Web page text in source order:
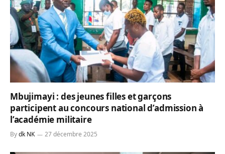
Mbujimayi : des jeunes filles et garçons
participent au concours national d’admission à
l’académie militaire
Bydk NK 27 décembre 2025